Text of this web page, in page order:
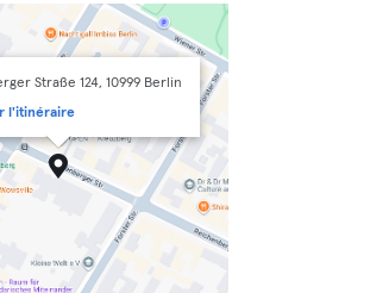
Straße 124, 10999 Berlin
l'itinéraire